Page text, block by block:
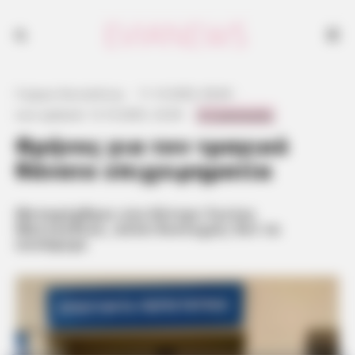
Θρήνος για τον τραγικό
θάνατο επιχειρηματία
Μεταφέρθηκε στο Κέντρο Υγείας